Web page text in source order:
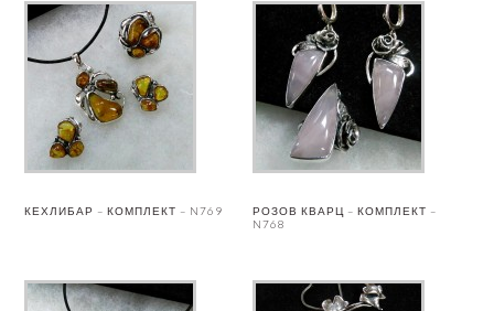
КЕХЛИБАР – КОМПЛЕКТ – N769
РОЗОВ КВАРЦ – КОМПЛЕКТ –
N768